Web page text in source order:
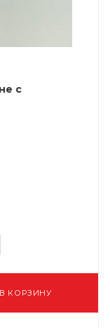
с
В КОРЗИНУ